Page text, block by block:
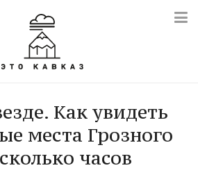
Как увидеть
места Грозного
часов